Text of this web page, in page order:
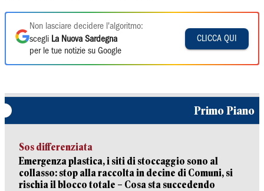
Non lasciare decidere l'algoritmo:
scegli La Nuova Sardegna
per le tue notizie su Google
CLICCA QUI
Primo Piano
Sos differenziata
Emergenza plastica, i siti di stoccaggio sono al
collasso: stop alla raccolta in decine di Comuni, si
rischia il blocco totale – Cosa sta succedendo